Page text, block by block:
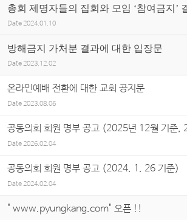
총회 제명자들의 집회와 모임 ‘참여금지’
Date 2024.01.10
방해금지 가처분 결과에 대한 입장문
Date 2023.12.02
온라인예배 전환에 대한 교회 공지문
Date2023.08.06
공동의회 회원 명부 공고 (2025년 12월 기준,
Date2026.02.04
공동의회 회원 명부 공고 (2024. 1. 26 기준)
Date2024.02.04
" www.pyungkang.com" 오픈 !!